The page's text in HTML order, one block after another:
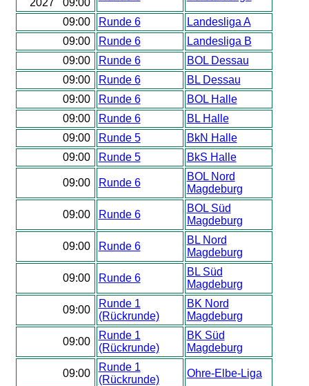
2027 09:00
09:00 Runde 6
Landesliga A
09:00
Runde 6
Landesliga B
09:00
Runde 6
BOL Dessau
09:00
Runde 6
BL Dessau
09:00
Runde 6
BOL Halle
09:00
Runde 6
BL Halle
09:00
Runde 5
BkN Halle
09:00
Runde 5 BkS Halle
09:00 Runde 6
BOL Nord
Magdeburg
09:00 Runde 6
BOL Süd
Magdeburg
09:00 Runde 6
BL Nord
Magdeburg
09:00 Runde 6
BL Süd
Magdeburg
09:00
Runde 1
(Rückrunde)
BK Nord
Magdeburg
09:00
Runde 1
(Rückrunde)
BK Süd
Magdeburg
09:00
Runde 1
(Rückrunde)
Ohre-Elbe-Liga